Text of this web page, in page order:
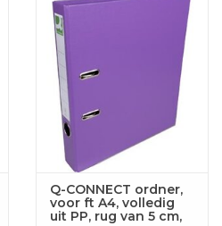
Q-CONNECT ordner,
voor ft A4, volledig
uit PP, rug van 5 cm,